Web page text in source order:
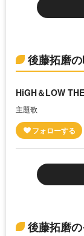
後藤拓磨
HiGH＆LOW
主題歌
後藤拓磨